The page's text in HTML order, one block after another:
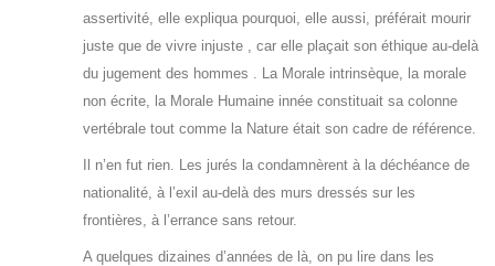
assertivité, elle expliqua pourquoi, elle aussi, préférait mourir
juste que de vivre injuste , car elle plaçait son éthique au-delà
du jugement des hommes . La Morale intrinsèque, la morale
non écrite, la Morale Humaine innée constituait sa colonne
vertébrale tout comme la Nature était son cadre de référence.
Il n’en fut rien. Les jurés la condamnèrent à la déchéance de
nationalité, à l’exil au-delà des murs dressés sur les
frontières, à l’errance sans retour.
A quelques dizaines d’années de là, on pu lire dans les